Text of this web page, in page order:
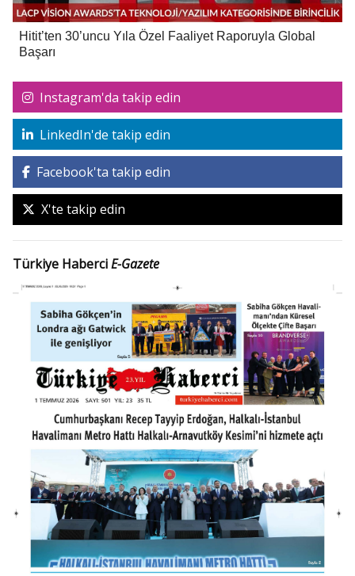
Hitit’ten 30’uncu Yıla Özel Faaliyet Raporuyla Global
Başarı
Instagram'da takip edin
LinkedIn'de takip edin
Facebook'ta takip edin
X'te takip edin
Türkiye HaberciE-Gazete